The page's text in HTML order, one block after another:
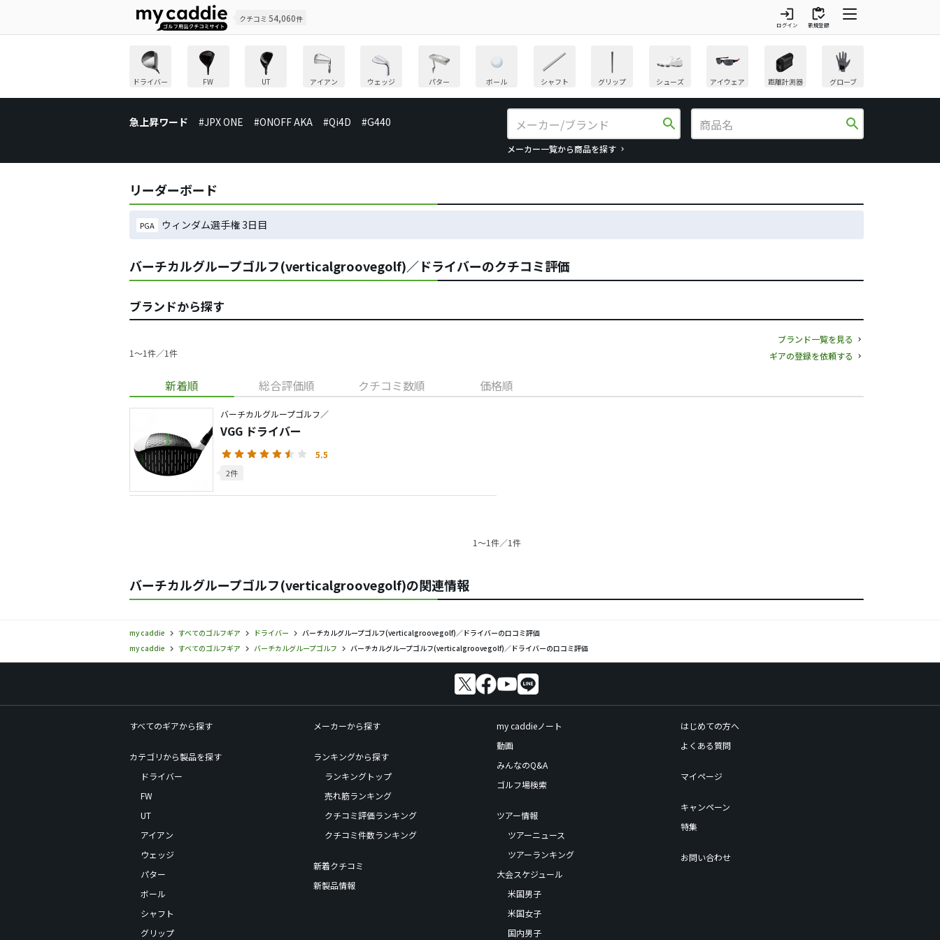
クチコミ 54,060件 login
ログイン
inventory
新規登録
ドライバー FW UT アイアン ウェッジ パター ボール シャフト グリップ シューズ アイウェア 距離計測器 グローブ
急上昇ワード #JPX ONE #ONOFF AKA #Qi4D #G440 search
メーカー一覧から商品を探す
search
リーダーボード
PGA ウィンダム選手権 3日目
バーチカルグループゴルフ(verticalgroovegolf)／ドライバーのクチコミ評価
ブランドから探す
1〜1件／1件
ブランド一覧を見る
ギアの登録を依頼する
新着順 総合評価順 クチコミ数順 価格順
バーチカルグループゴルフ／
VGG ドライバー
5.5
2件
1〜1件／1件
バーチカルグループゴルフ(verticalgroovegolf)の関連情報
my caddie すべてのゴルフギア ドライバー
バーチカルグループゴルフ(verticalgroovegolf)／ドライバーの口コミ評価
my caddie
すべてのゴルフギア バーチカルグループゴルフ バーチカルグループゴルフ(verticalgroovegolf)／ドライバーの口コミ評価
すべてのギアから探す
カテゴリから製品を探す
ドライバー
FW
UT
アイアン
ウェッジ
パター
ボール
シャフト
グリップ
メーカーから探す
ランキングから探す
ランキングトップ
売れ筋ランキング
クチコミ評価ランキング
クチコミ件数ランキング
新着クチコミ
新製品情報
my caddieノート
動画
みんなのQ&A
ゴルフ場検索
ツアー情報
ツアーニュース
ツアーランキング
大会スケジュール
米国男子
米国女子
国内男子
はじめての方へ
よくある質問
マイページ
キャンペーン
特集
お問い合わせ